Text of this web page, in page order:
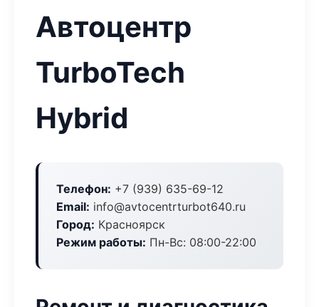
Автоцентр
TurboTech
Hybrid
Телефон: +7 (939) 635-69-12
Email: info@avtocentrturbot640.ru
Город: Красноярск
Режим работы: Пн-Вс: 08:00-22:00